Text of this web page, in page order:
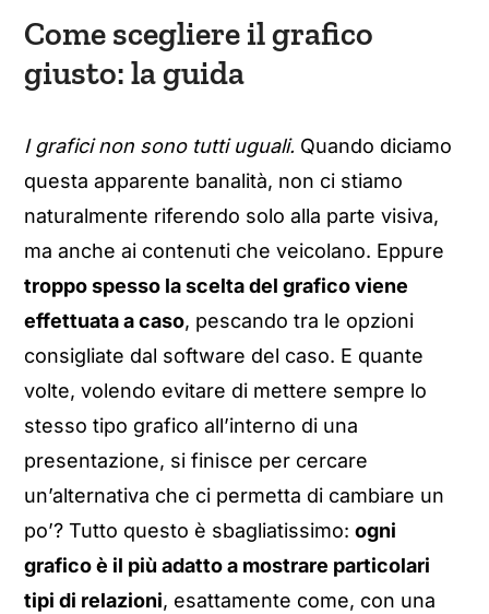
Come scegliere il grafico
giusto: la guida
I grafici non sono tutti uguali. Quando diciamo
questa apparente banalità, non ci stiamo
naturalmente riferendo solo alla parte visiva,
ma anche ai contenuti che veicolano. Eppure
troppo spesso la scelta del grafico viene
effettuata a caso, pescando tra le opzioni
consigliate dal software del caso. E quante
volte, volendo evitare di mettere sempre lo
stesso tipo grafico all’interno di una
presentazione, si finisce per cercare
un’alternativa che ci permetta di cambiare un
po’? Tutto questo è sbagliatissimo:ogni
grafico è il più adatto a mostrare particolari
tipi di relazioni, esattamente come, con una